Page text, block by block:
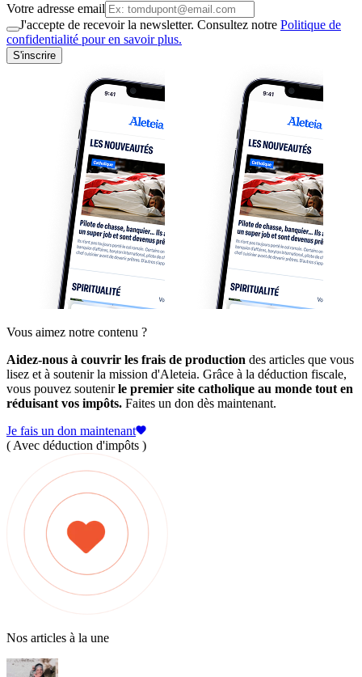
Votre adresse email
J'accepte de recevoir la newsletter. Consultez notre Politique de
confidentialité pour en savoir plus.
S'inscrire
Vous aimez notre contenu ?
Aidez-nous à couvrir les frais de production des articles que vous
lisez et à soutenir la mission d'Aleteia. Grâce à la déduction fiscale,
vous pouvez soutenirle premier site catholique au monde tout en
réduisant vos impôts. Faites un don dès maintenant.
Je fais un don maintenant
( Avec déduction d'impôts )
Nos articles à la une